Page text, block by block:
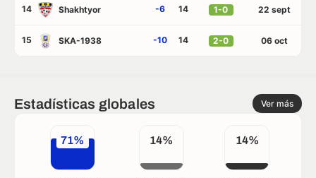
14 Shakhtyor -6 14 1-0 22 sept
15 SKA-1938 -10 14 2-0 06 oct
Estadísticas globales Ver más
71% 14% 14%